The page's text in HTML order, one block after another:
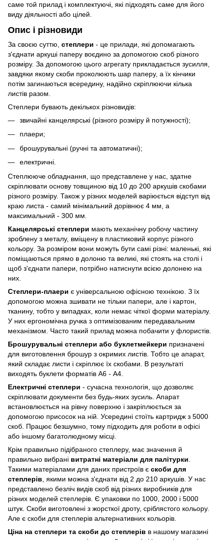
саме той прилад і комплектуючі, які підходять саме для його
виду діяльності або цілей.
Опис і різновиди
За своєю суттю, степлери - це прилади, які допомагають
з'єднати аркуші паперу воєдино за допомогою скоб різного
розміру. За допомогою цього агрегату прикладається зусилля,
завдяки якому скоби проколюють шар паперу, а їх кінчики
потім загинаються всередину, надійно скріплюючи кілька
листів разом.
Степлери бувають декількох різновидів:
звичайні канцелярські (різного розміру й потужності);
плаери;
брошурувальні (ручні та автоматичні);
електричні.
Степлююче обладнання, що представлене у нас, здатне
скріплювати основу товщиною від 10 до 200 аркушів скобами
різного розміру. Також у різних моделей варіюється відступ від
краю листа - самий мінімальний дорівнює 4 мм, а
максимальний - 300 мм.
Канцелярські степлери мають механічну робочу частину
зроблену з металу, вміщену в пластиковий корпус різного
кольору. За розміром вони можуть бути самі різні: маленькі, які
поміщаються прямо в долоню та великі, які стоять на столі і
щоб з'єднати папери, потрібно натиснути всією долонею на
них.
Степлери-плаери є універсальною офісною технікою. З їх
допомогою можна зшивати не тільки папери, але і картон,
тканину, тобто у випадках, коли немає чіткої форми матеріалу.
У них ергономічна ручка з оптимізованим передавальним
механізмом. Часто такий прилад можна побачити у флористів.
Брошурувальні степлери або буклетмейкери призначені
для виготовлення брошур з окримих листів. Тобто це апарат,
який складає листи і скріплює їх скобами. В результаті
виходять буклети форматів А6 - А4.
Електричні степлери - сучасна технологія, що дозволяє
скріплювати документи без будь-яких зусиль. Апарат
встановлюється на рівну поверхню і закріплюється за
допомогою присосок на ній. Усередині стоїть картридж з 5000
скоб. Працює безшумно, тому підходить для роботи в офісі
або іншому багатолюдному місці.
Крім правильно підібраного степлеру, має значення й
правильно вибрані витратні матеріали для палітурки
Такими матеріалами для даних пристроїв є скоби для
степлерів , якими можна з'єднати від 2 до 210 аркушів. У нас
представлено безліч видів скоб від різних виробників для
різних моделей степлерів. Є упаковки по 1000, 2000 і 5000
штук. Скоби виготовлені з жорсткої дроту, сріблястого кольору.
Але є скоби для степлерів альтернативних кольорів.
Ціна на степлери та скоби до степлерів в нашому магазині